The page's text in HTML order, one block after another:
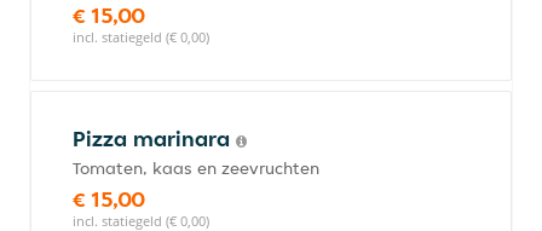
€ 15,00
incl. statiegeld (€ 0,00)
Pizza marinara
Tomaten, kaas en zeevruchten
€ 15,00
incl. statiegeld (€ 0,00)